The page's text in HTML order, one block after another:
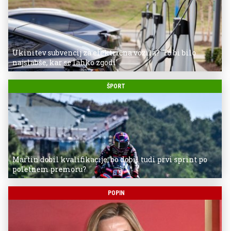
Ukinitev subvencij za električna vozila? 'To bi bilo
najslabše, kar se lahko zgodi'
ŠPORT
Martin dobil kvalifikacije, bo dobil tudi prvi sprint po
poletnem premoru?
POPIN